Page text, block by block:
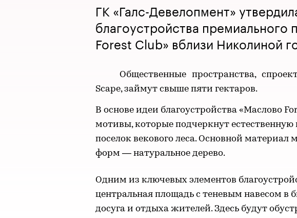
ГК «Галс-Девелопмент»
благоустройства премиального
Forest Club» вблизи Николиной
Общественные пространства,
Scape, займут свыше пяти гектаров.
В основе идеи благоустройства «Маслово
мотивы, которые подчеркнут
поселок векового леса. Основной
форм — натуральное дерево.
Одним из ключевых элементов
центральная площадь с теневым навесом в
досуга и отдыха жителей. Здесь будут